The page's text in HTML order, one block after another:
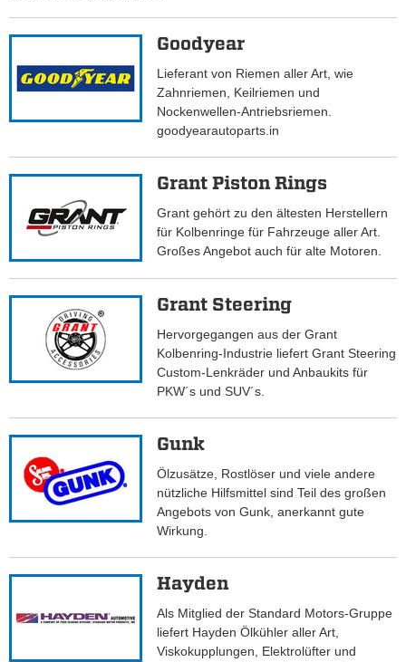
Goodyear
Lieferant von Riemen aller Art, wie
Zahnriemen, Keilriemen und
Nockenwellen-Antriebsriemen.
goodyearautoparts.in
Grant Piston Rings
Grant gehört zu den ältesten Herstellern
für Kolbenringe für Fahrzeuge aller Art.
Großes Angebot auch für alte Motoren.
Grant Steering
Hervorgegangen aus der Grant
Kolbenring-Industrie liefert Grant Steering
Custom-Lenkräder und Anbaukits für
PKW´s und SUV´s.
Gunk
Ölzusätze, Rostlöser und viele andere
nützliche Hilfsmittel sind Teil des großen
Angebots von Gunk, anerkannt gute
Wirkung.
Hayden
Als Mitglied der Standard Motors-Gruppe
liefert Hayden Ölkühler aller Art,
Viskokupplungen, Elektrolüfter und